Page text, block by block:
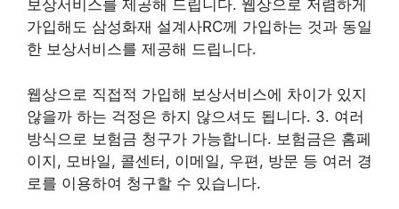
보상서비스를 제공해 드립니다. 웹상으로 저렴하게
가입해도 삼성화재 설계사RC께 가입하는 것과 동일
한 보상서비스를 제공해 드립니다.
웹상으로 직접적 가입해 보상서비스에 차이가 있지
않을까 하는 걱정은 하지 않으셔도 됩니다. 3. 여러
방식으로 보험금 청구가 가능합니다. 보험금은 홈페
이지, 모바일, 콜센터, 이메일, 우편, 방문 등 여러 경
로를 이용하여 청구할 수 있습니다.